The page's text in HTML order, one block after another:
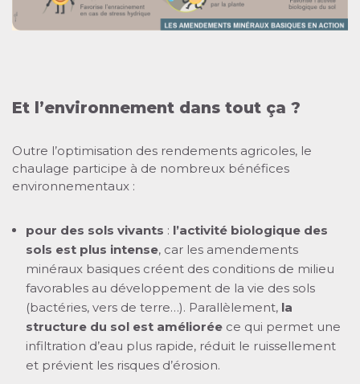
Et l’environnement dans tout ça ?
Outre l’optimisation des rendements agricoles, le
chaulage participe à de nombreux bénéfices
environnementaux :
pour des sols vivants : l’activité biologique des
sols est plus intense, car les amendements
minéraux basiques créent des conditions de milieu
favorables au développement de la vie des sols
(bactéries, vers de terre…). Parallèlement, la
structure du sol est améliorée ce qui permet une
infiltration d’eau plus rapide, réduit le ruissellement
et prévient les risques d’érosion.